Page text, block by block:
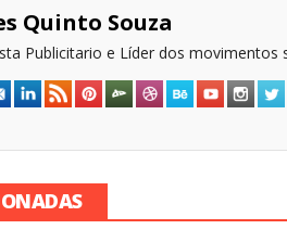
Quinto Souza
Publicitario e Líder dos movimentos